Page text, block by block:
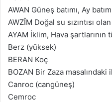
AWAN Güneş batımı, Ay
AWZÎM Doğal su sızıntısı
AYAM İklim, Hava
Berz (yüksek)
BERAN Koç
BOZAN Bir Zaza
Canroc (cangüneş)
Cemroc